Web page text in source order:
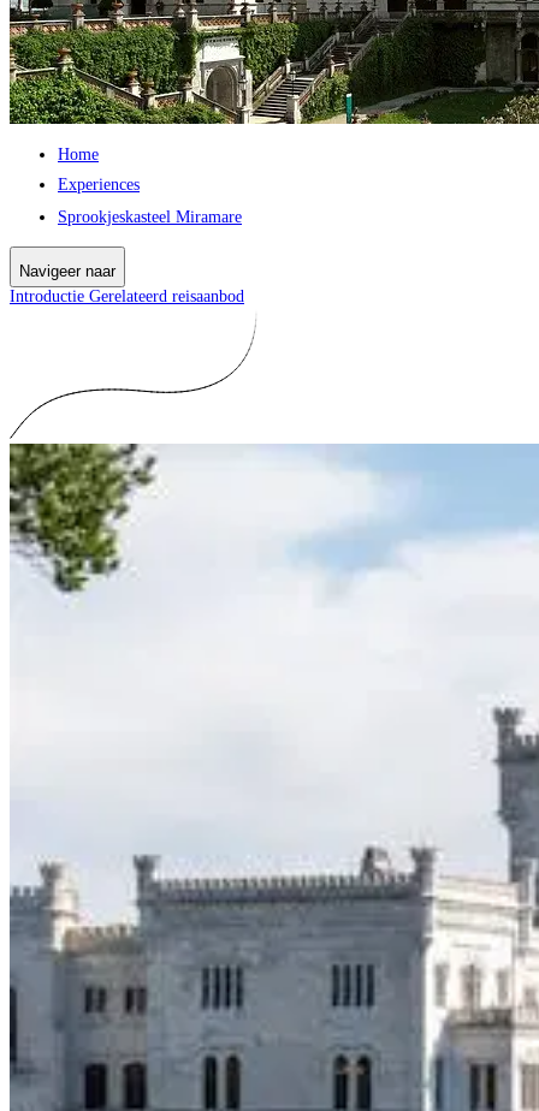
Home
Experiences
Sprookjeskasteel Miramare
Navigeer naar
Introductie Gerelateerd reisaanbod